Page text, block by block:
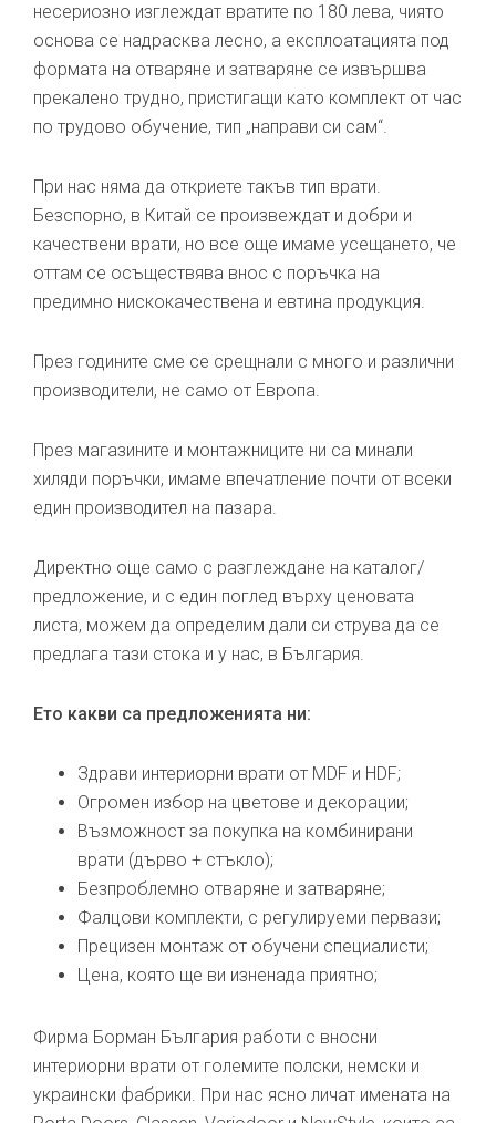
несериозно изглеждат вратите по 180 лева, чиято
основа се надрасква лесно, а експлоатацията под
формата на отваряне и затваряне се извършва
прекалено трудно, пристигащи като комплект от час
по трудово обучение, тип „направи си сам“.
При нас няма да откриете такъв тип врати.
Безспорно, в Китай се произвеждат и добри и
качествени врати, но все още имаме усещането, че
оттам се осъществява внос с поръчка на
предимно нискокачествена и евтина продукция.
През годините сме се срещнали с много и различни
производители, не само от Европа.
През магазините и монтажниците ни са минали
хиляди поръчки, имаме впечатление почти от всеки
един производител на пазара.
Директно още само с разглеждане на каталог/
предложение, и с един поглед върху ценовата
листа, можем да определим дали си струва да се
предлага тази стока и у нас, в България.
Ето какви са предложенията ни:
Здрави интериорни врати от MDF и HDF;
Огромен избор на цветове и декорации;
Възможност за покупка на комбинирани
врати (дърво + стъкло);
Безпроблемно отваряне и затваряне;
Фалцови комплекти, с регулируеми первази;
Прецизен монтаж от обучени специалисти;
Цена, която ще ви изненада приятно;
Фирма Борман България работи с вносни
интериорни врати от големите полски, немски и
украински фабрики. При нас ясно личат имената на